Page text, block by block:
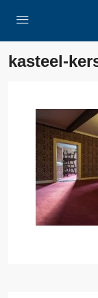
kasteel-